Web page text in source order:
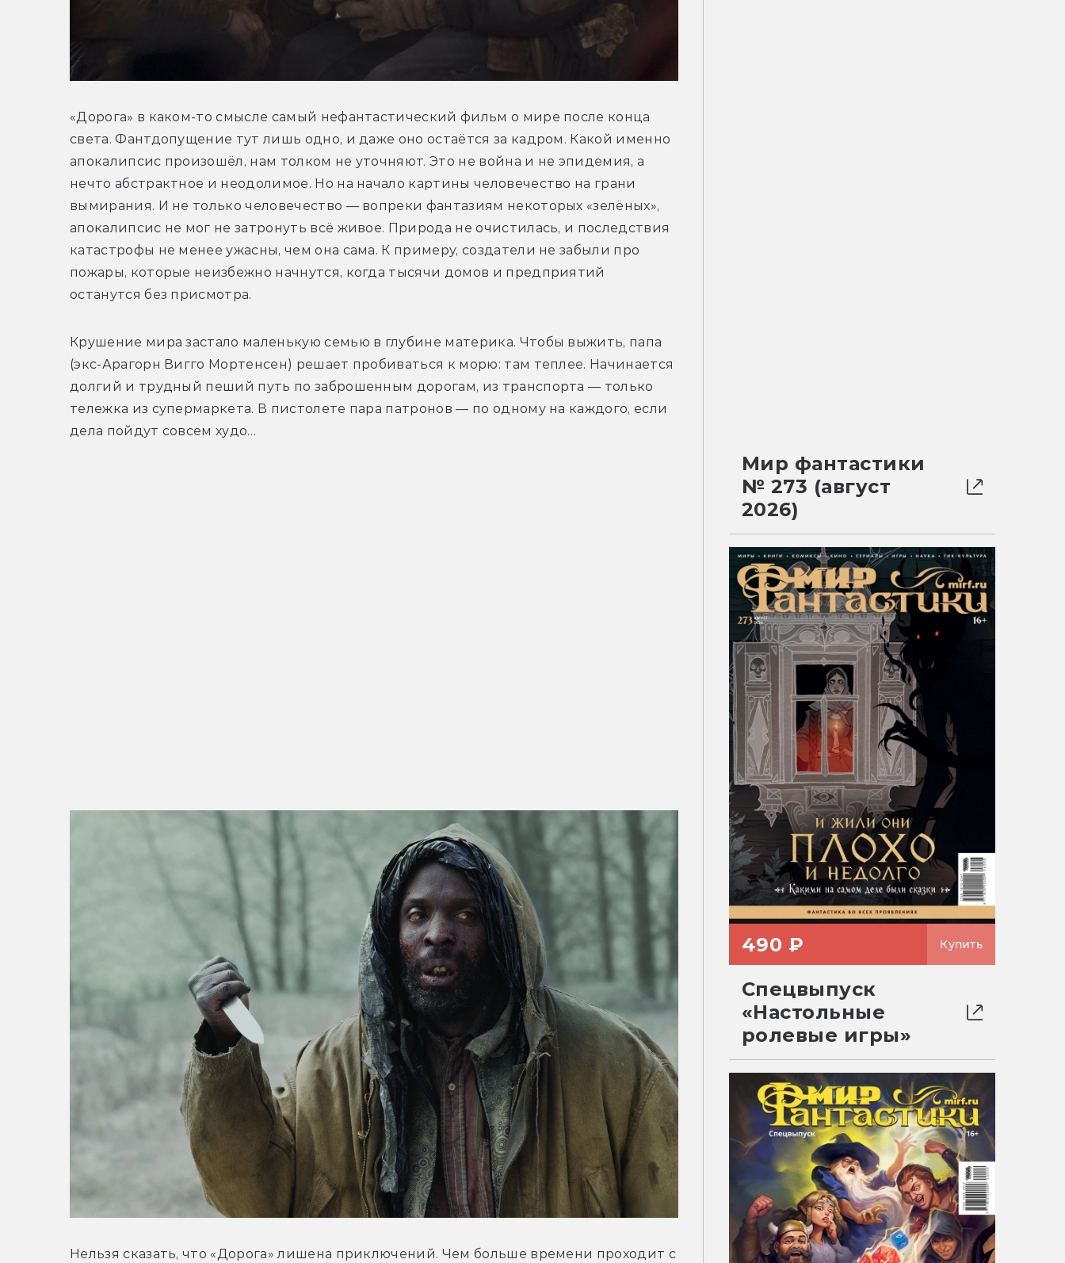
«Дорога» в каком-то смысле самый нефантастический фильм о мире после конца
света. Фантдопущение тут лишь одно, и даже оно остаётся за кадром. Какой именно
апокалипсис произошёл, нам толком не уточняют. Это не война и не эпидемия, а
нечто абстрактное и неодолимое. Но на начало картины человечество на грани
вымирания. И не только человечество — вопреки фантазиям некоторых «зелёных»,
апокалипсис не мог не затронуть всё живое. Природа не очистилась, и последствия
катастрофы не менее ужасны, чем она сама. К примеру, создатели не забыли про
пожары, которые неизбежно начнутся, когда тысячи домов и предприятий
останутся без присмотра.
Крушение мира застало маленькую семью в глубине материка. Чтобы выжить, папа
(экс-Арагорн Вигго Мортенсен) решает пробиваться к морю: там теплее. Начинается
долгий и трудный пеший путь по заброшенным дорогам, из транспорта — только
тележка из супермаркета. В пистолете пара патронов — по одному на каждого, если
дела пойдут совсем худо…
Нельзя сказать, что «Дорога» лишена приключений. Чем больше времени проходит с
Мир фантастики
№ 273 (август
2026)
490 ₽ Купить
Спецвыпуск
«Настольные
ролевые игры»